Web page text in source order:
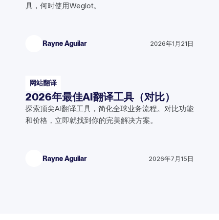
具，何时使用Weglot。
Rayne Aguilar 2026年1月21日
网站翻译
2026年最佳AI翻译工具（对比）
探索顶尖AI翻译工具，简化全球业务流程。对比功能
和价格，立即就找到你的完美解决方案。
Rayne Aguilar 2026年7月15日